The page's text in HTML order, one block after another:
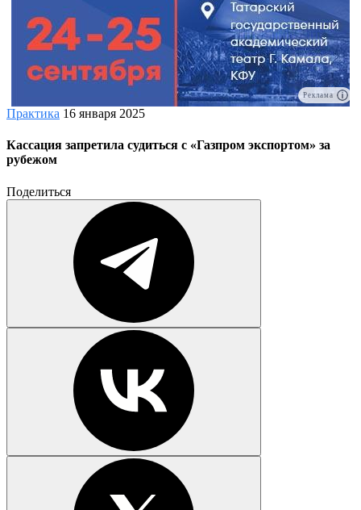
Реклама
Практика 16 января 2025
Кассация запретила судиться с «Газпром экспортом» за
рубежом
Поделиться